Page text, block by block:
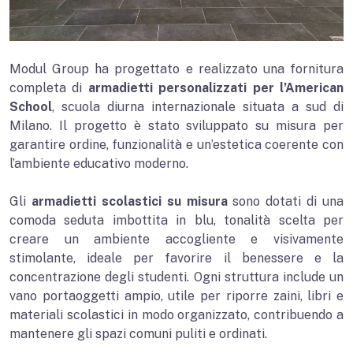
Modul Group ha progettato e realizzato una fornitura
completa di armadietti personalizzati per l’American
School, scuola diurna internazionale situata a sud di
Milano. Il progetto è stato sviluppato su misura per
garantire ordine, funzionalità e un’estetica coerente con
l’ambiente educativo moderno.
Gli armadietti scolastici su misurasono dotati di una
comoda seduta imbottita in blu, tonalità scelta per
creare un ambiente accogliente e visivamente
stimolante, ideale per favorire il benessere e la
concentrazione degli studenti. Ogni struttura include un
vano portaoggetti ampio, utile per riporre zaini, libri e
materiali scolastici in modo organizzato, contribuendo a
mantenere gli spazi comuni puliti e ordinati.